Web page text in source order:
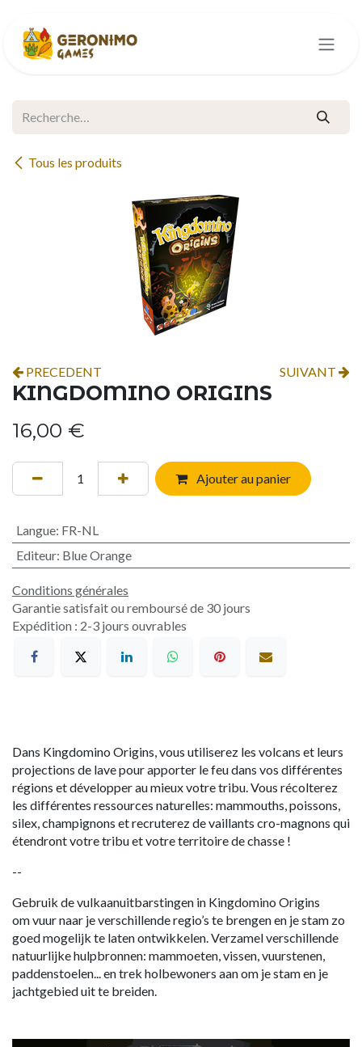
Tous les produits
PRECEDENT SUIVANT
KINGDOMINO ORIGINS
16,00 €
Ajouter au panier
Langue: FR-NL
Editeur: Blue Orange
Conditions générales
Garantie satisfait ou remboursé de 30 jours
Expédition : 2-3 jours ouvrables
Dans Kingdomino Origins, vous utiliserez les volcans et leurs
projections de lave pour apporter le feu dans vos différentes
régions et développer au mieux votre tribu. Vous récolterez
les différentes ressources naturelles: mammouths, poissons,
silex, champignons et recruterez de vaillants cro-magnons qui
étendront votre tribu et votre territoire de chasse !
--
Gebruik de vulkaanuitbarstingen in Kingdomino Origins
om vuur naar je verschillende regio’s te brengen en je stam zo
goed mogelijk te laten ontwikkelen. Verzamel verschillende
natuurlijke hulpbronnen: mammoeten, vissen, vuurstenen,
paddenstoelen... en trek holbewoners aan om je stam en je
jachtgebied uit te breiden.